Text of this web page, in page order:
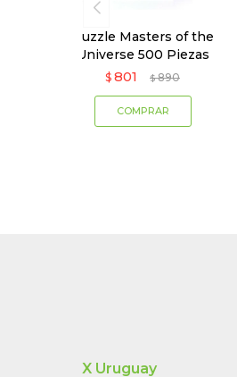
Puzzle Masters of the
Universe 500 Piezas
$ 801 $ 890
X Uruguay